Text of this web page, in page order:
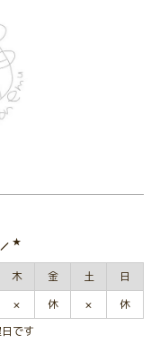
木 金 土
日
× 休 ×
休
です